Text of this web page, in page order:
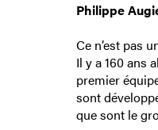
Philippe
Ce n’est pas
Il y a 160 ans
premier
sont
que sont le